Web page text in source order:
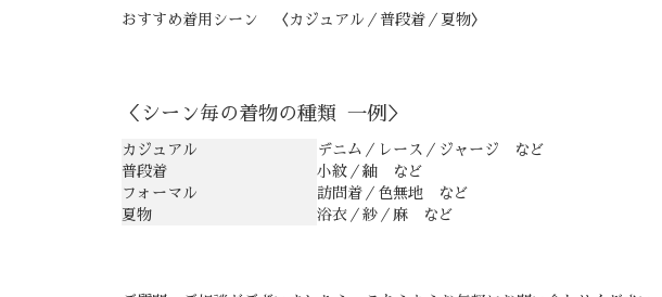
おすすめ着用シーン 〈カジュアル／普段着／夏物〉
＜シーン毎の着物の種類 一例＞
カジュアル
デニム／レース／ジャージ など
普段着
小紋／紬 など
フォーマル
訪問着／色無地 など
夏物
浴衣／紗／麻 など